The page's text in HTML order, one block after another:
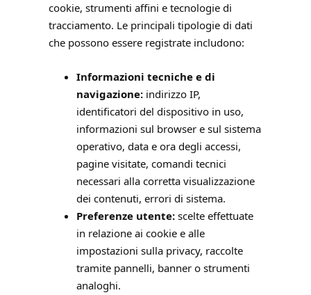
cookie, strumenti affini e tecnologie di
tracciamento. Le principali tipologie di dati
che possono essere registrate includono:
Informazioni tecniche e di
navigazione: indirizzo IP,
identificatori del dispositivo in uso,
informazioni sul browser e sul sistema
operativo, data e ora degli accessi,
pagine visitate, comandi tecnici
necessari alla corretta visualizzazione
dei contenuti, errori di sistema.
Preferenze utente: scelte effettuate
in relazione ai cookie e alle
impostazioni sulla privacy, raccolte
tramite pannelli, banner o strumenti
analoghi.